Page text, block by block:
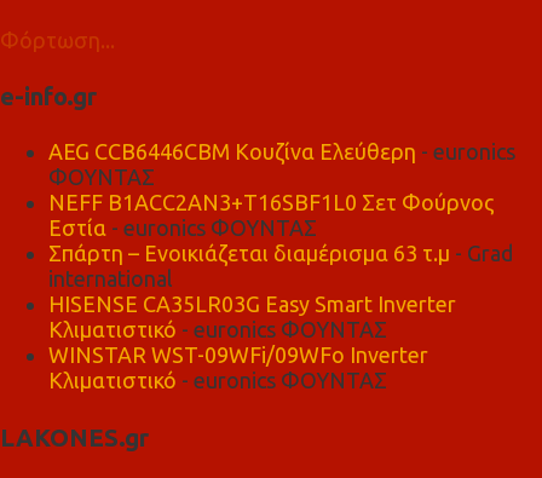
Φόρτωση...
e-info.gr
AEG CCB6446CBM Κουζίνα Ελεύθερη - euronics
ΦΟΥΝΤΑΣ
NEFF B1ACC2AN3+T16SBF1L0 Σετ Φούρνος
Εστία - euronics ΦΟΥΝΤΑΣ
Σπάρτη – Ενοικιάζεται διαμέρισμα 63 τ.μ - Grad
international
HISENSE CA35LR03G Easy Smart Inverter
Κλιματιστικό - euronics ΦΟΥΝΤΑΣ
WINSTAR WST-09WFi/09WFo Inverter
Κλιματιστικό - euronics ΦΟΥΝΤΑΣ
LAKONES.gr